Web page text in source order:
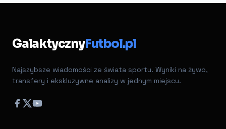
GalaktycznyFutbol.pl
Najszybsze wiadomości ze świata sportu. Wyniki na żywo,
transfery i ekskluzywne analizy w jednym miejscu.